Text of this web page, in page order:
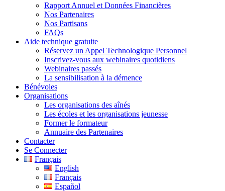
Rapport Annuel et Données Financières
Nos Partenaires
Nos Partisans
FAQs
Aide technique gratuite
Réservez un Appel Technologique Personnel
Inscrivez-vous aux webinaires quotidiens
Webinaires passés
La sensibilisation à la démence
Bénévoles
Organisations
Les organisations des aînés
Les écoles et les organisations jeunesse
Former le formateur
Annuaire des Partenaires
Contacter
Se Connecter
Français
English
Français
Español